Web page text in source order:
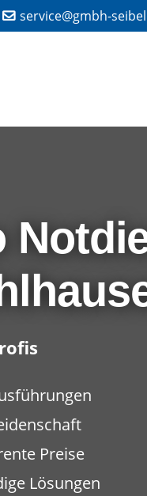
service@gmbh-
Preise
Lösungen